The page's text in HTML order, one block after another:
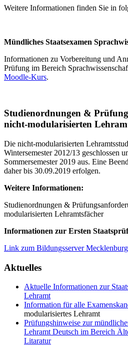
Weitere Informationen finden Sie in
Mündliches Staatsexamen
Informationen zu Vorbereitung und
Prüfung im Bereich
Moodle-Kurs.
Studienordnungen &
nicht-modularisierten
Die nicht-modularisierten
Wintersemester 2012/13 geschlossen
Sommersemester 2019 aus. Eine
daher bis 30.09.2019 erfolgen.
Weitere Informationen:
Studienordnungen &
modularisierten Lehramtsfächer
Informationen zur Ersten
Link zum Bildungsserver
Aktuelles
Aktuelle Informationen zur
Lehramt
Information für alle
modularisiertes Lehramt
Prüfungshinweise zur
Lehramt Deutsch im Bereich
Litaratur